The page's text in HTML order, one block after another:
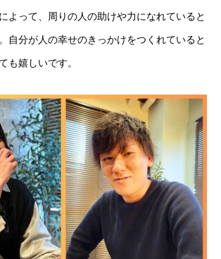
よって、周りの人の助けや力になれていると
自分が人の幸せのきっかけをつくれていると
も嬉しいです。